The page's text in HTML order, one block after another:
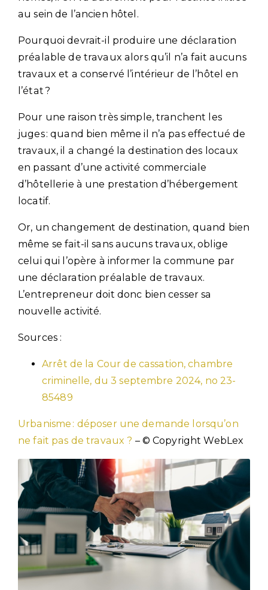
au sein de l’ancien hôtel.
Pourquoi devrait-il produire une déclaration
préalable de travaux alors qu’il n’a fait aucuns
travaux et a conservé l’intérieur de l’hôtel en
l’état ?
Pour une raison très simple, tranchent les
juges : quand bien même il n’a pas effectué de
travaux, il a changé la destination des locaux
en passant d’une activité commerciale
d’hôtellerie à une prestation d’hébergement
locatif.
Or, un changement de destination, quand bien
même se fait-il sans aucuns travaux, oblige
celui qui l’opère à informer la commune par
une déclaration préalable de travaux.
L’entrepreneur doit donc bien cesser sa
nouvelle activité.
Sources :
Arrêt de la Cour de cassation, chambre
criminelle, du 3 septembre 2024, no 23-
85489
Urbanisme : déposer une demande lorsqu’on
ne fait pas de travaux ? – © Copyright WebLex